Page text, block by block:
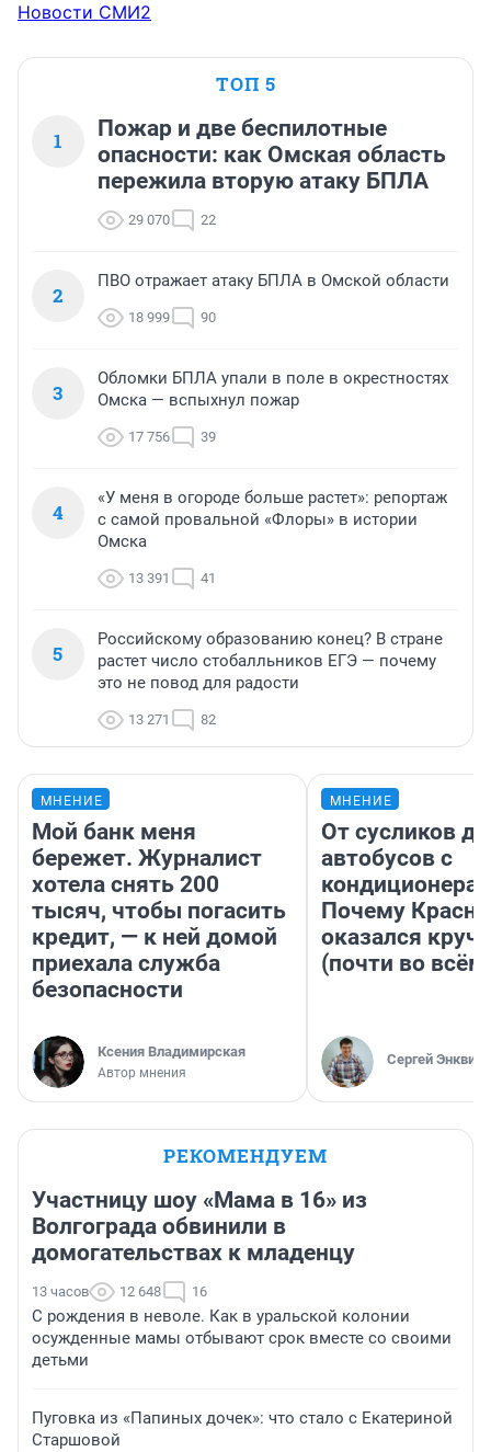
Новости СМИ2
ТОП 5
1
Пожар и две беспилотные
опасности: как Омская область
пережила вторую атаку БПЛА
29 070 22
2
ПВО отражает атаку БПЛА в Омской области
18 999 90
3
Обломки БПЛА упали в поле в окрестностях
Омска — вспыхнул пожар
17 756 39
4
«У меня в огороде больше растет»: репортаж
с самой провальной «Флоры» в истории
Омска
13 391 41
5
Российскому образованию конец? В стране
растет число стобалльников ЕГЭ — почему
это не повод для радости
13 271 82
МНЕНИЕ
Мой банк меня
бережет. Журналист
хотела снять 200
тысяч, чтобы погасить
кредит, — к ней домой
приехала служба
безопасности
Ксения Владимирская
Автор мнения
МНЕНИЕ
От сусликов до
автобусов с
Почему
оказался
(почти во
Сергей Энквист
РЕКОМЕНДУЕМ
Участницу шоу «Мама в 16» из
Волгограда обвинили в
домогательствах к младенцу
13 часов 12 648 16
С рождения в неволе. Как в уральской колонии
осужденные мамы отбывают срок вместе со своими
детьми
Пуговка из «Папиных дочек»: что стало с Екатериной
Старшовой